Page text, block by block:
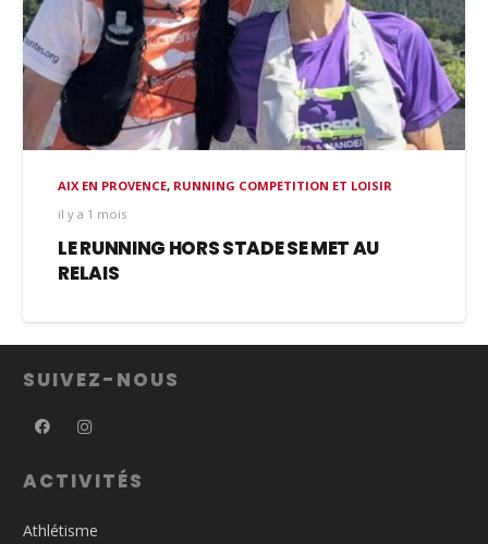
AIX EN PROVENCE, RUNNING COMPETITION ET LOISIR
il y a 1 mois
LE RUNNING HORS STADE SE MET AU
RELAIS
SUIVEZ-NOUS
ACTIVITÉS
Athlétisme